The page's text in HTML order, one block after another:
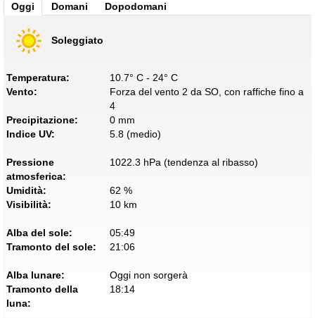
Oggi Domani Dopodomani
Soleggiato
Temperatura:
10.7° C - 24° C
Vento:
Forza del vento 2 da SO, con raffiche fino a
4
Precipitazione:
0 mm
Indice UV:
5.8 (medio)
Pressione
atmosferica:
1022.3 hPa (tendenza al ribasso)
Umidità:
62 %
Visibilità:
10 km
Alba del sole:
05:49
Tramonto del sole:
21:06
Alba lunare:
Oggi non sorgerà
Tramonto della
luna:
18:14